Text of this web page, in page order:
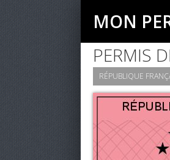
MON
PERMIS
RÉPUBLIQUE